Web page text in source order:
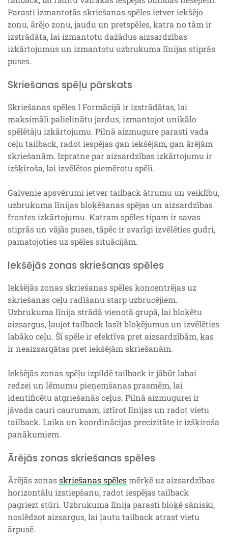
Parasti izmantotās skriešanas spēles ietver iekšējo
zonu, ārējo zonu, jaudu un pretspēles, katra no tām ir
izstrādāta, lai izmantotu dažādus aizsardzības
izkārtojumus un izmantotu uzbrukuma līnijas stiprās
puses.
Skriešanas spēļu pārskats
Skriešanas spēles I Formācijā ir izstrādātas, lai
maksimāli palielinātu jardus, izmantojot unikālo
spēlētāju izkārtojumu. Pilnā aizmugure parasti vada
ceļu tailback, radot iespējas gan iekšējām, gan ārējām
skriešanām. Izpratne par aizsardzības izkārtojumu ir
izšķiroša, lai izvēlētos piemērotu spēli.
Galvenie apsvērumi ietver tailback ātrumu un veiklību,
uzbrukuma līnijas bloķēšanas spējas un aizsardzības
frontes izkārtojumu. Katram spēles tipam ir savas
stiprās un vājās puses, tāpēc ir svarīgi izvēlēties gudri,
pamatojoties uz spēles situācijām.
Iekšējās zonas skriešanas spēles
Iekšējās zonas skriešanas spēles koncentrējas uz
skriešanas ceļu radīšanu starp uzbrucējiem.
Uzbrukuma līnija strādā vienotā grupā, lai bloķētu
aizsargus, ļaujot tailback lasīt bloķējumus un izvēlēties
labāko ceļu. Šī spēle ir efektīva pret aizsardzībām, kas
ir neaizsargātas pret iekšējām skriešanām.
Iekšējās zonas spēļu izpildē tailback ir jābūt labai
redzei un lēmumu pieņemšanas prasmēm, lai
identificētu atgriešanās ceļus. Pilnā aizmugurei ir
jāvada cauri caurumam, iztīrot līnijas un radot vietu
tailback. Laika un koordinācijas precizitāte ir izšķiroša
panākumiem.
Ārējās zonas skriešanas spēles
Ārējās zonasskriešanas spēlesmērķē uz aizsardzības
horizontālu izstiepšanu, radot iespējas tailback
pagriezt stūri. Uzbrukuma līnija parasti bloķē sāniski,
noslēdzot aizsargus, lai ļautu tailback atrast vietu
ārpusē.